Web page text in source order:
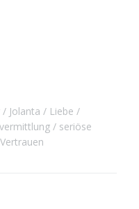
Jolanta
Liebe
seriöse
Vertrauen